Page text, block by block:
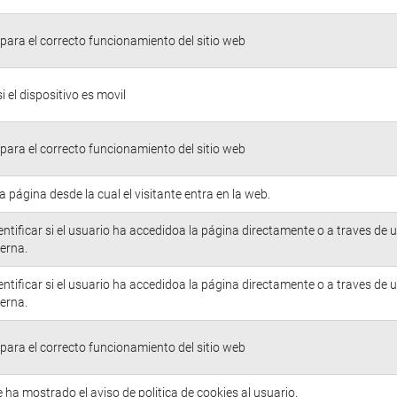
el correcto funcionamiento del sitio web
el dispositivo es movil
el correcto funcionamiento del sitio web
página desde la cual el visitante entra en la web.
si el usuario ha accedidoa la página directamente o a traves de
si el usuario ha accedidoa la página directamente o a traves de
el correcto funcionamiento del sitio web
ha mostrado el aviso de politica de cookies al usuario.